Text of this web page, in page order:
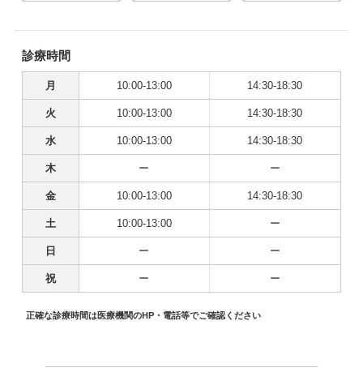
診療時間
月 10:00-13:00 14:30-18:30
火 10:00-13:00 14:30-18:30
水 10:00-13:00 14:30-18:30
木 ー ー
金 10:00-13:00 14:30-18:30
土 10:00-13:00 ー
日 ー ー
祝 ー ー
正確な診療時間は医療機関のHP・電話等でご確認ください